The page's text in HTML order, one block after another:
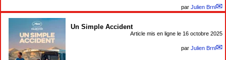
par Julien Brnl
Un Simple Accident
Article mis en ligne le 16 octobre 2025
par Julien Brnl